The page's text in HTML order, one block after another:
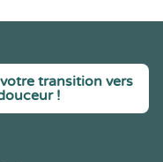
transition vers
!